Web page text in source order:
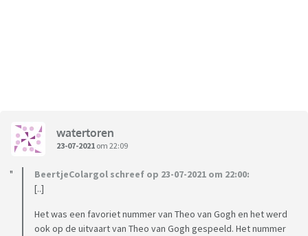
watertoren
23-07-2021 om 22:09
BeertjeColargol schreef op 23-07-2021 om 22:00:
[..]
Het was een favoriet nummer van Theo van Gogh en het werd
ook op de uitvaart van Theo van Gogh gespeeld. Het nummer